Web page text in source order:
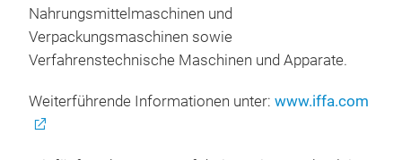
Nahrungsmittelmaschinen und
Verpackungsmaschinen sowie
Verfahrenstechnische Maschinen und Apparate.
Weiterführende Informationen unter: www.iffa.com